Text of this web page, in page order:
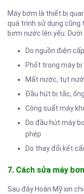
Máy bơm là thiết bị
quá trình sử dụng cũng
bơm nước lên yếu.
Do nguồn điện
Phốt trong máy bị
Mất nước, tụt
Đầu hút bị tắc,
Công suất máy
Do đầu hút máy
phép
Do thay đổi kết
7. Cách sửa máy
Sau đây Hoàn Mỹ xin